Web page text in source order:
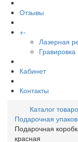
Отзывы
+-
Лазерная
Гравировка
Кабинет
Контакты
Каталог
Подарочная
Подарочная
красная